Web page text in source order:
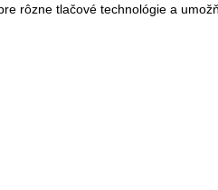
rôzne tlačové technológie a